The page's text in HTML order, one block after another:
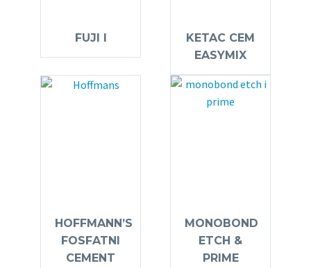
FUJI I
KETAC CEM
EASYMIX
HOFFMANN’S
FOSFATNI
CEMENT
MONOBOND
ETCH &
PRIME